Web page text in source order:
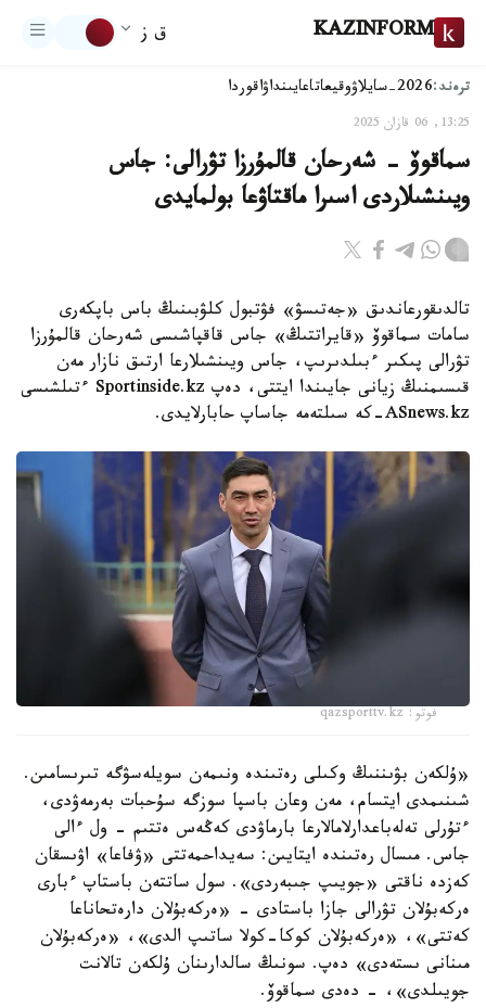
KAZINFORM ق ز
ترەند:2026-سايلاۋ وقيعاتاعايىنداۋاقوردا
13:25, 06 قازان 2025
سماقوۆ - شەرحان قالمۇرزا تۋرالى: جاس
ويىنشىلاردى اسىرا ماقتاۋعا بولمايدى
تالدىقورعاندىق «جەتىسۋ» فۋتبول كلۋبىنىڭ باس باپكەرى
سامات سماقوۆ «قايراتتىڭ» جاس قاقپاشىسى شەرحان قالمۇرزا
تۋرالى پىكىر ءبىلدىرىپ، جاس ويىنشىلارعا ارتىق نازار مەن
قىسىمنىڭ زيانى جايىندا ايتتى، دەپ Sportinside.kz ءتىلشىسى
ASnews.kz-كە سىلتەمە جاساپ حابارلايدى.
فوتو: qazsporttv.kz
«ۇلكەن بۋىننىڭ وكىلى رەتىندە ونىمەن سويلەسۋگە تىرىسامىن.
شىنىمدى ايتسام، مەن وعان باسپا سوزگە سۇحبات بەرمەۋدى،
ءتۇرلى تەلەباعدارلامالارعا بارماۋدى كەڭەس ەتتىم - ول ءالى
جاس. مىسال رەتىندە ايتايىن: سەيداحمەتتى «ۋفاعا» اۋىسقان
كەزدە ناقتى «جويىپ جىبەردى». سول ساتتەن باستاپ ءبارى
ەركەبۇلان تۋرالى جازا باستادى - «ەركەبۇلان دارەتحاناعا
كەتتى»، «ەركەبۇلان كوكا-كولا ساتىپ الدى»، «ەركەبۇلان
مىنانى ىستەدى» دەپ. سونىڭ سالدارىنان ۇلكەن تالانت
جويىلدى»، - دەدى سماقوۆ.